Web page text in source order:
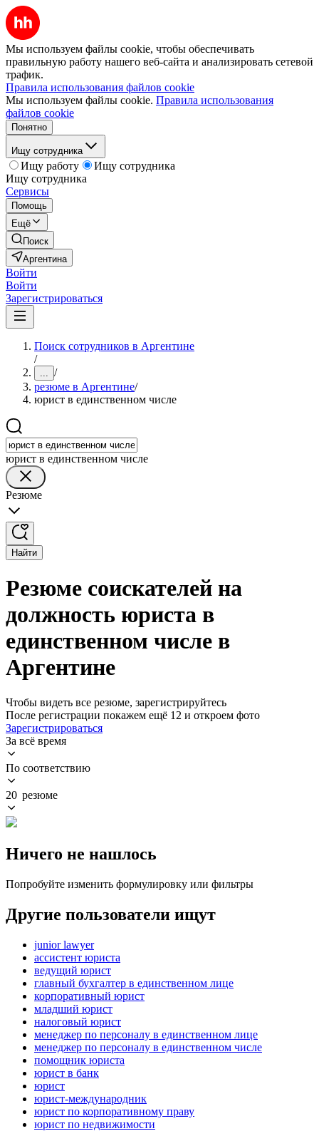
Мы используем файлы cookie, чтобы обеспечивать
правильную работу нашего веб-сайта и анализировать сетевой
трафик.
Правила использования файлов cookie
Мы используем файлы cookie. Правила использования
файлов cookie
Понятно
Ищу сотрудника
Ищу работу
Ищу сотрудника
Ищу сотрудника
Сервисы
Помощь
Ещё
Поиск
Аргентина
Войти
Войти
Зарегистрироваться
Поиск сотрудников в Аргентине
/
... /
резюме в Аргентине/
юрист в единственном числе
юрист в единственном числе
Резюме
Найти
Резюме соискателей на
должность юриста в
единственном числе в
Аргентине
Чтобы видеть все резюме, зарегистрируйтесь
После регистрации покажем ещё 12 и откроем фото
Зарегистрироваться
За всё время
По соответствию
20 резюме
Ничего не нашлось
Попробуйте изменить формулировку или фильтры
Другие пользователи ищут
junior lawyer
ассистент юриста
ведущий юрист
главный бухгалтер в единственном лице
корпоративный юрист
младший юрист
налоговый юрист
менеджер по персоналу в единственном лице
менеджер по персоналу в единственном числе
помощник юриста
юрист в банк
юрист
юрист-международник
юрист по корпоративному праву
юрист по недвижимости